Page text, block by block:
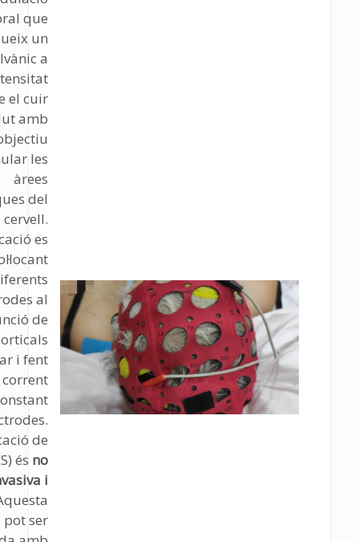
que
un
a
el cuir
amb
les
àrees
del
cervell.
es
al
de
i fent
de
és no
i
pot ser